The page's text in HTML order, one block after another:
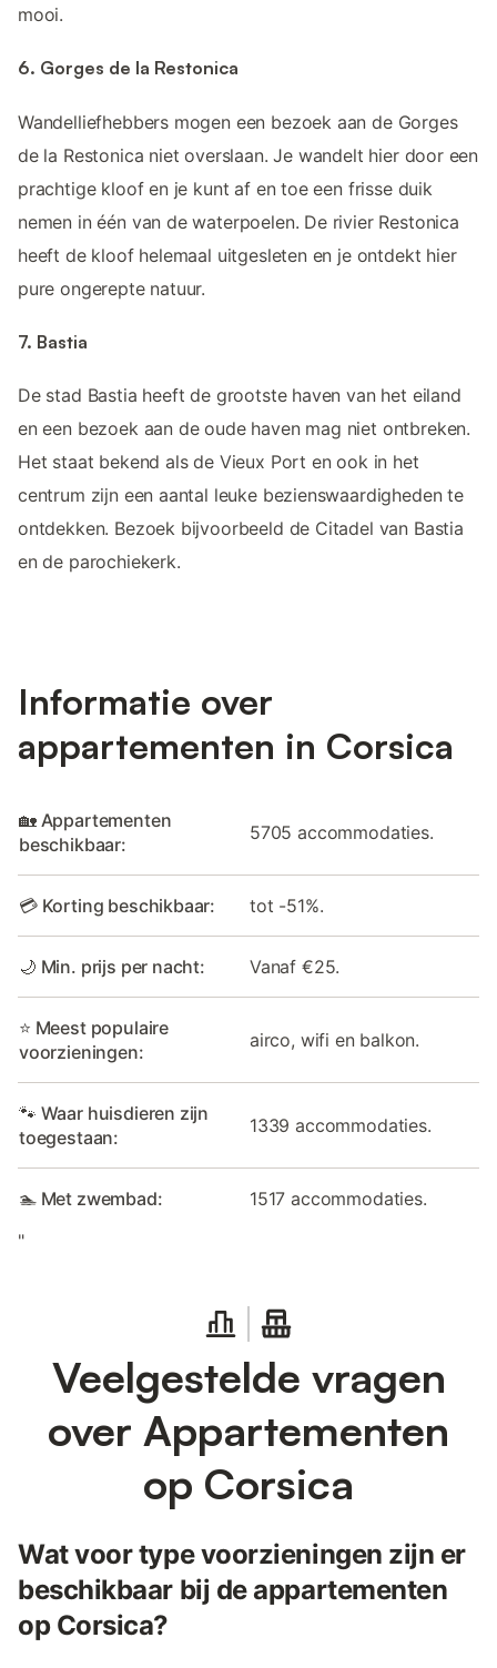
mooi.
6. Gorges de la Restonica
Wandelliefhebbers mogen een bezoek aan de Gorges
de la Restonica niet overslaan. Je wandelt hier door een
prachtige kloof en je kunt af en toe een frisse duik
nemen in één van de waterpoelen. De rivier Restonica
heeft de kloof helemaal uitgesleten en je ontdekt hier
pure ongerepte natuur.
7. Bastia
De stad Bastia heeft de grootste haven van het eiland
en een bezoek aan de oude haven mag niet ontbreken.
Het staat bekend als de Vieux Port en ook in het
centrum zijn een aantal leuke bezienswaardigheden te
ontdekken. Bezoek bijvoorbeeld de Citadel van Bastia
en de parochiekerk.
Informatie over
appartementen in Corsica
🏡 Appartementen
beschikbaar:
5705 accommodaties.
💳 Korting beschikbaar: tot -51%.
🌙 Min. prijs per nacht: Vanaf €25.
⭐ Meest populaire
voorzieningen:
airco, wifi en balkon.
🐾 Waar huisdieren zijn
toegestaan:
1339 accommodaties.
🏊 Met zwembad:
1517 accommodaties.
"
Veelgestelde vragen
over Appartementen
op Corsica
Wat voor type voorzieningen zijn er
beschikbaar bij de appartementen
op Corsica?